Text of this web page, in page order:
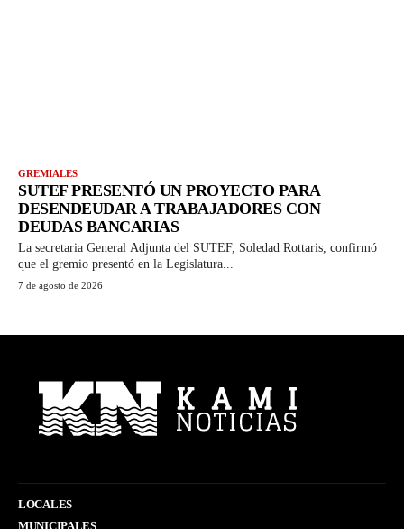
GREMIALES
SUTEF PRESENTÓ UN PROYECTO PARA
DESENDEUDAR A TRABAJADORES CON
DEUDAS BANCARIAS
La secretaria General Adjunta del SUTEF, Soledad Rottaris, confirmó
que el gremio presentó en la Legislatura...
7 de agosto de 2026
LOCALES
MUNICIPALES